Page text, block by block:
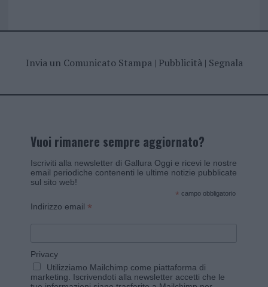
Invia un Comunicato Stampa| Pubblicità| Segnala
Vuoi rimanere sempre aggiornato?
Iscriviti alla newsletter di Gallura Oggi e ricevi le nostre
email periodiche contenenti le ultime notizie pubblicate
sul sito web!
* campo obbligatorio
Indirizzo email *
Privacy
Utilizziamo Mailchimp come piattaforma di
marketing. Iscrivendoti alla newsletter accetti che le